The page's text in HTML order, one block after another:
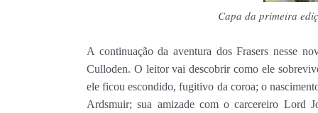
Capa da primeira
A continuação da aventura dos Frasers nesse
Culloden. O leitor vai descobrir como ele
ele ficou escondido, fugitivo da coroa; o
Ardsmuir; sua amizade com o carcereiro Lord